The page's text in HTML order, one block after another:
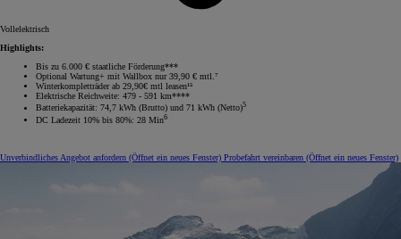
Vollelektrisch
Highlights:
Bis zu 6.000 € staatliche Förderung***
Optional Wartung+ mit Wallbox nur 39,90 € mtl.⁷
Winterkompletträder ab 29,90€ mtl leasen¹⁵
Elektrische Reichweite: 479 - 591 km****
Batteriekapazität: 74,7 kWh (Brutto) und 71 kWh (Netto)5
DC Ladezeit 10% bis 80%: 28 Min6
Unverbindliches Angebot anfordern (Öffnet ein neues Fenster) Probefahrt vereinbaren (Öffnet ein neues Fenster)